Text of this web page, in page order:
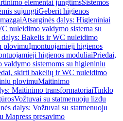
elementai jungtimsSistemos
sujungtiGeberit higienos
Atsarginės dalys: Higieniniai
nuleidimo valdymo sistema su
dalys: Bakelis ir WC nuleidimo
plovimuĮmontuojamieji higienos
higienos moduliaiPriedai,
sistemoms su higieniniu
skirti bakelių ir WC nuleidimo
plovimuMaitinimo
Maitinimo transformatoriaiTinklo
Vožtuvai su statmenuoju lizdu
dalys: Vožtuvai su statmenuoju
Mapress presavimo